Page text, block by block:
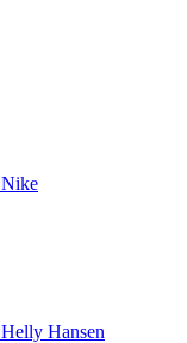
Nike
Helly Hansen